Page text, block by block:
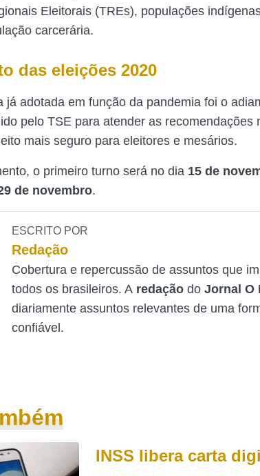
Eleitorais (TREs), populações
carcerária.
das eleições 2020
já adotada em função da pandemia foi o
pelo TSE para atender as recomendações
mais seguro para eleitores e mesários.
o primeiro turno será no dia 15 de
de novembro.
ESCRITO POR
Redação
Cobertura e repercussão de assuntos que
todos os brasileiros. A redaçãodoJornal O
diariamente assuntos relevantes de uma
confiável.
INSS libera carta